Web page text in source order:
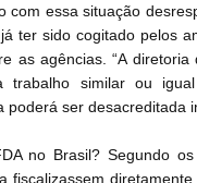
essa situação
ter sido cogitado pelos
as agências. “A
trabalho similar ou
poderá ser desacreditada
no Brasil? Segundo
fiscalizassem